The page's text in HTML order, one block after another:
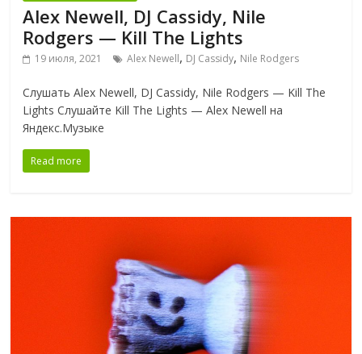
Alex Newell, DJ Cassidy, Nile
Rodgers — Kill The Lights
19 июля, 2021 Alex Newell, DJ Cassidy, Nile Rodgers
Слушать Alex Newell, DJ Cassidy, Nile Rodgers — Kill The
Lights Слушайте Kill The Lights — Alex Newell на
Яндекс.Музыке
Read more